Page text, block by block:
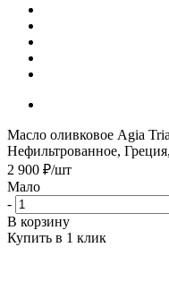
Масло оливковое Agia
Нефильтрованное,
2 900 ₽/шт
Мало
-
В корзину
Купить в 1 клик